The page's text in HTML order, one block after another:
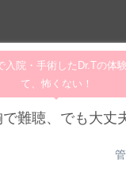
入院・手術したDr.Tの体
て、怖くない！
難聴、でも大丈